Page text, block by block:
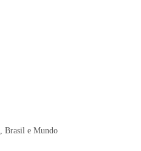
Brasil e Mundo